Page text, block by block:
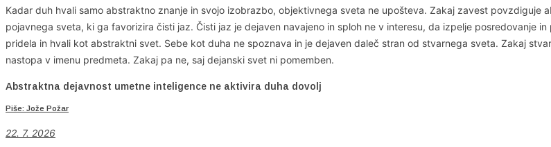
Kadar duh hvali samo abstraktno znanje in svojo izobrazbo, objektivnega sveta ne upošteva. Zakaj zavest
pojavnega sveta, ki ga favorizira čisti jaz. Čisti jaz je dejaven navajeno in sploh ne v interesu, da izpelje posredovanje
pridela in hvali kot abstraktni svet. Sebe kot duha ne spoznava in je dejaven daleč stran od stvarnega sveta. Zakaj
nastopa v imenu predmeta. Zakaj pa ne, saj dejanski svet ni pomemben.
Abstraktna dejavnost umetne inteligence ne aktivira duha dovolj
Piše: Jože Požar
22. 7. 2026